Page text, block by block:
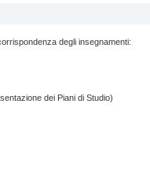
degli insegnamenti:
dei Piani di Studio)